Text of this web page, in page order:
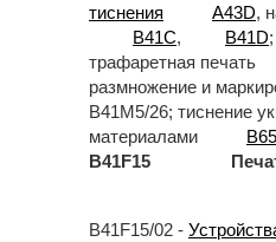
тиснения
A43D,
B41C, B41D
трафаретная печать
размножение и
B41M5/26; тиснение
материалами
B41F15
B41F15/02 -